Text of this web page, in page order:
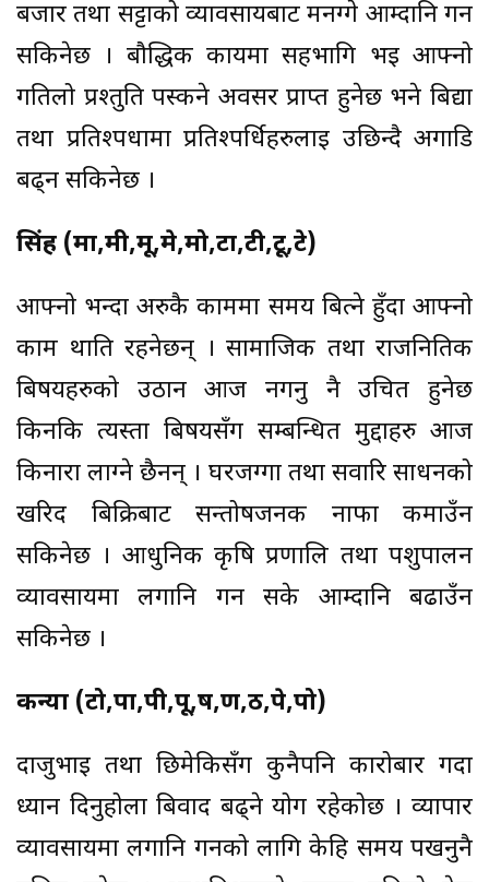
बजार तथा सट्टाको व्यावसायबाट मनग्गे आम्दानि गर्न
सकिनेछ । बौद्धिक कार्यमा सहभागि भई आफ्नो
गतिलो प्रश्तुति पस्कने अवसर प्राप्त हुनेछ भने बिद्या
तथा प्रतिश्पर्धामा प्रतिश्पर्धिहरुलाई उछिन्दै अगाडि
बढ्न सकिनेछ ।
सिंह (मा,मी,मू,मे,मो,टा,टी,टू,टे)
आफ्नो भन्दा अरुकै काममा समय बित्ने हुँदा आफ्नो
काम थाति रहनेछन् । सामाजिक तथा राजनितिक
बिषयहरुको उठान आज नगर्नु नै उचित हुनेछ
किनकि त्यस्ता बिषयसँग सम्बन्धित मुद्दाहरु आज
किनारा लाग्ने छैनन् । घरजग्गा तथा सवारि साधनको
खरिद बिक्रिबाट सन्तोषजनक नाफा कमाउँन
सकिनेछ । आधुनिक कृषि प्रणालि तथा पशुपालन
व्यावसायमा लगानि गर्न सके आम्दानि बढाउँन
सकिनेछ ।
कन्या (टो,पा,पी,पू,ष,ण,ठ,पे,पो)
दाजुभाई तथा छिमेकिसँग कुनैपनि कारोबार गर्दा
ध्यान दिनुहोला बिवाद बढ्ने योग रहेकोछ । व्यापार
व्यावसायमा लगानि गर्नको लागि केहि समय पर्खनुनै